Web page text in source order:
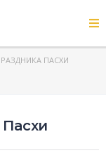
ПАСХИ